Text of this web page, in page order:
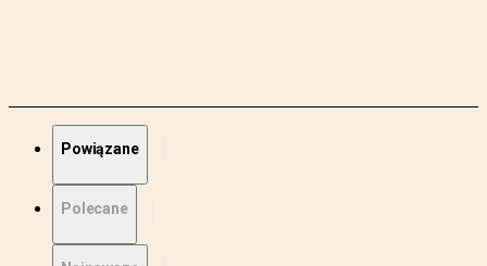
Powiązane
Polecane